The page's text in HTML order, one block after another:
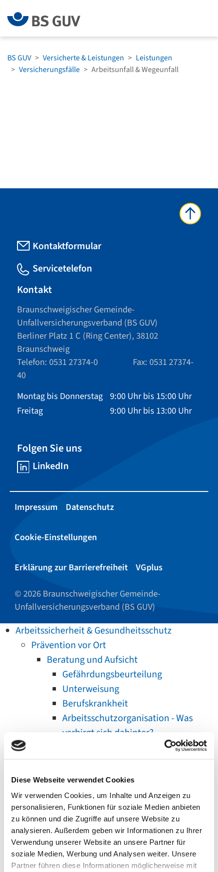
Diese Webseite verwendet Cookies
Wir verwenden Cookies, um Inhalte und Anzeigen zu
personalisieren, Funktionen für soziale Medien anbieten
zu können und die Zugriffe auf unsere Website zu
analysieren. Außerdem geben wir Informationen zu Ihrer
Verwendung unserer Website an unsere Partner für
soziale Medien, Werbung und Analysen weiter. Unsere
Partner führen diese Informationen möglicherweise mit
Zum Menü springen
BS GUV Versicherte & Leistungen
Leistungen
Versicherungsfälle
Arbeitsunfall & Wegeunfall
Kontaktformular
Servicetelefon
Kontakt
Braunschweigischer Gemeinde-
Unfallversicherungsverband (BS GUV)
Berliner Platz 1 C (Ring Center), 38102
Braunschweig
Telefon: 0531 27374-0 Fax: 0531 27374-
40
Montag bis Donnerstag 9:00 Uhr bis 15:00 Uhr
Freitag
9:00 Uhr bis 13:00 Uhr
Folgen Sie uns
LinkedIn
Impressum Datenschutz
Cookie-Einstellungen
Erklärung zur Barrierefreiheit VGplus
© 2026 Braunschweigischer Gemeinde-
Unfallversicherungsverband (BS GUV)
Arbeitssicherheit & Gesundheitsschutz
Prävention vor Ort
Beratung und Aufsicht
Gefährdungsbeurteilung
Unterweisung
Berufskrankheit
Arbeitsschutzorganisation - Was
verbirgt sich dahinter?
Beratung
Kita
Schule
Arbeitswelt
Angebote & Hilfe
Erste-Hilfe-Förderung
Schulsanitätsdienst (SSD)
Fahrsicherheitstraining